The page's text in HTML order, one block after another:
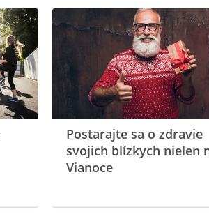
Postarajte sa o zdravie
svojich blízkych nielen
Vianoce